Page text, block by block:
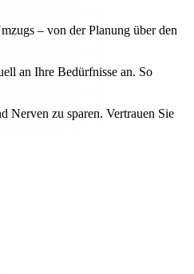
– von der Planung über den
an Ihre Bedürfnisse an. So
Nerven zu sparen. Vertrauen Sie